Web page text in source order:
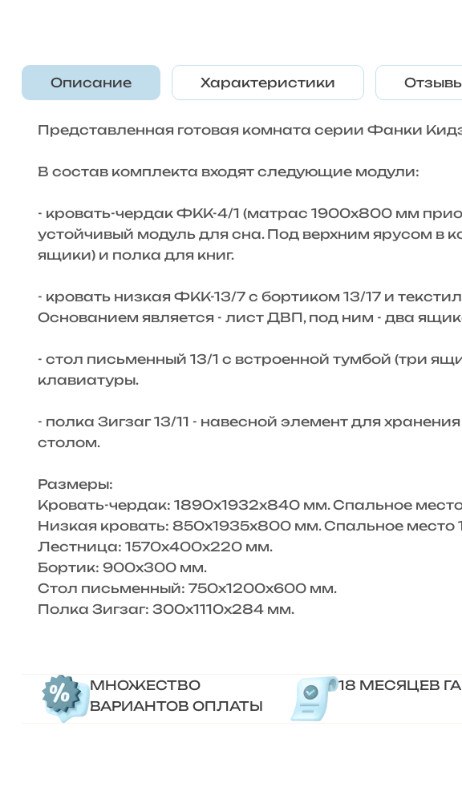
Описание Характеристики
Представленная готовая комната серии Фанки
В состав комплекта входят следующие модули:
- кровать-чердак ФКК-4/1 (матрас 1900х800 мм
устойчивый модуль для сна. Под верхним ярусом
ящики) и полка для книг.
- кровать низкая ФКК-13/7 с бортиком 13/17 и
Основанием является - лист ДВП, под ним - два
- стол письменный 13/1 с встроенной тумбой (три
клавиатуры.
- полка Зигзаг 13/11 - навесной элемент для
столом.
Размеры:
Кровать-чердак: 1890х1932х840 мм. Спальное
Низкая кровать: 850х1935х800 мм. Спальное
Лестница: 1570х400х220 мм.
Бортик: 900х300 мм.
Стол письменный: 750х1200х600 мм.
Полка Зигзаг: 300х1110х284 мм.
МНОЖЕСТВО
ВАРИАНТОВ ОПЛАТЫ
18 МЕСЯЦЕВ